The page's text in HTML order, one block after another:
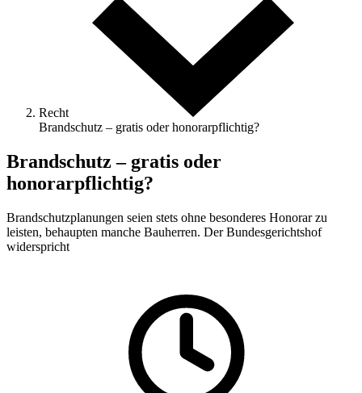
Recht
Brandschutz – gratis oder honorarpflichtig?
Brandschutz – gratis oder
honorarpflichtig?
Brandschutzplanungen seien stets ohne besonderes Honorar zu
leisten, behaupten manche Bauherren. Der Bundesgerichtshof
widerspricht